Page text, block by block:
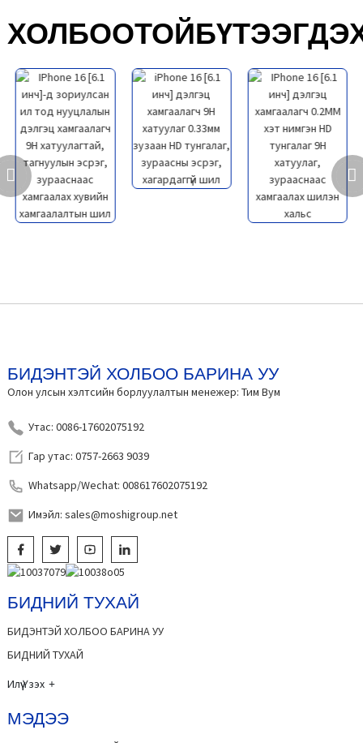
ХОЛБООТОЙ
БИДЭНТЭЙ ХОЛБОО БАРИНА УУ
Олон улсын хэлтсийн борлуулалтын менежер: Тим Вум
Утас: 0086-17602075192
Гар утас: 0757-2663 9039
Whatsapp/Wechat: 008617602075192
Имэйл: sales@moshigroup.net
БИДНИЙ ТУХАЙ
БИДЭНТЭЙ ХОЛБОО БАРИНА УУ
БИДНИЙ ТУХАЙ
Илүү Үзэх
МЭДЭЭ